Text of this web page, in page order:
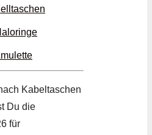
Kabeltaschen
Du die
für